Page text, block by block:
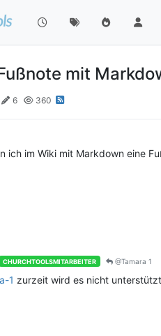
mit
6 360
ich im Wiki mit Markdown eine
CHURCHTOOLSMITARBEITER @Tamara 1
1 zurzeit wird es nicht unterstützt